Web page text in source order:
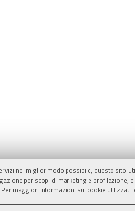
nel miglior modo possibile, questo sito
per scopi di marketing e
Per maggiori informazioni sui cookie utilizzati